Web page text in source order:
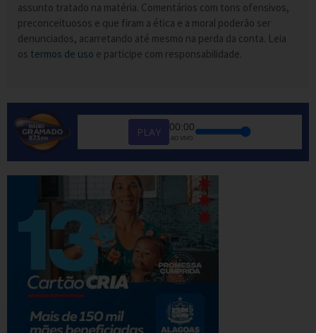
assunto tratado na matéria. Comentários com tons ofensivos,
preconceituosos e que firam a ética e a moral poderão ser
denunciados, acarretando até mesmo na perda da conta. Leia
os termos de uso e participe com responsabilidade.
PLAY 00:00
AO VIVO